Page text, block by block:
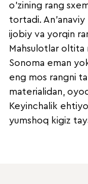
o'zining rang
tortadi. An'anaviy
ijobiy va yorqin
Mahsulotlar oltita
Sonoma eman
eng mos rangni
materialidan,
Keyinchalik
yumshoq kigiz